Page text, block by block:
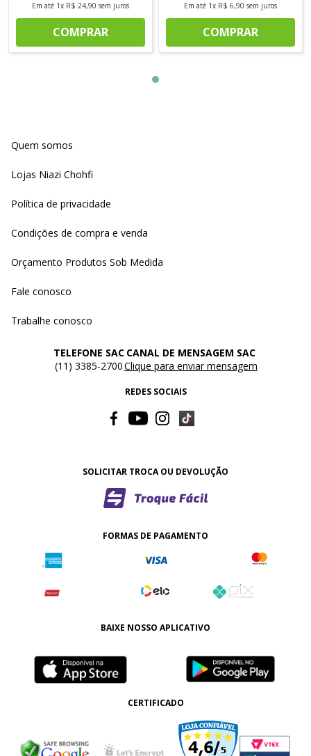
Em até 1x R$ 24,90 sem juros
COMPRAR
Em até 1x R$ 6,90 sem juros
COMPRAR
Quem somos
Lojas Niazi Chohfi
Política de privacidade
Condições de compra e venda
Orçamento Produtos Sob Medida
Fale conosco
Trabalhe conosco
TELEFONE SAC
(11) 3385-2700
CANAL DE MENSAGEM SAC
Clique para enviar mensagem
REDES SOCIAIS
SOLICITAR TROCA OU DEVOLUÇÃO
FORMAS DE PAGAMENTO
BAIXE NOSSO APLICATIVO
CERTIFICADO